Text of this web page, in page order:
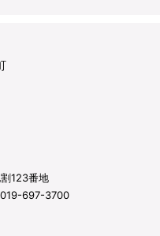
123番地
697-3700